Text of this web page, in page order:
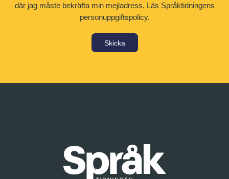
där jag måste bekräfta min mejladress. Läs Språktidningens
personuppgiftspolicy.
Skicka